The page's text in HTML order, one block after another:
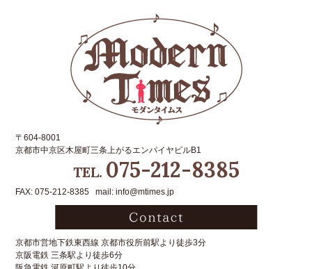
〒604-8001
京都市中京区木屋町三条上がるエンパイヤビルB1
TEL. 075-212-8385
FAX: 075-212-8385 mail: info@mtimes.jp
京都市営地下鉄東西線 京都市役所前駅より徒歩3分
京阪電鉄 三条駅より徒歩6分